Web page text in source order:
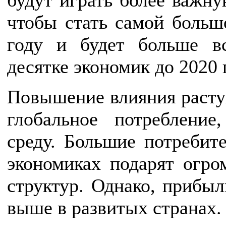
чтобы стать самой
году и будет больше
десятке экономик до 2020
Повышение влияния
глобальное
среду. Большие
экономиках подарят
структур. Однако,
выше в развитых странах.